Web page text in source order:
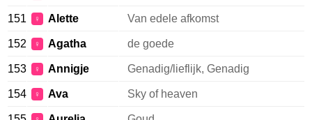
151 ♀ Alette Van edele afkomst
152 ♀ Agatha de goede
153 ♀ Annigje Genadig/lieflijk, Genadig
154 ♀ Ava Sky of heaven